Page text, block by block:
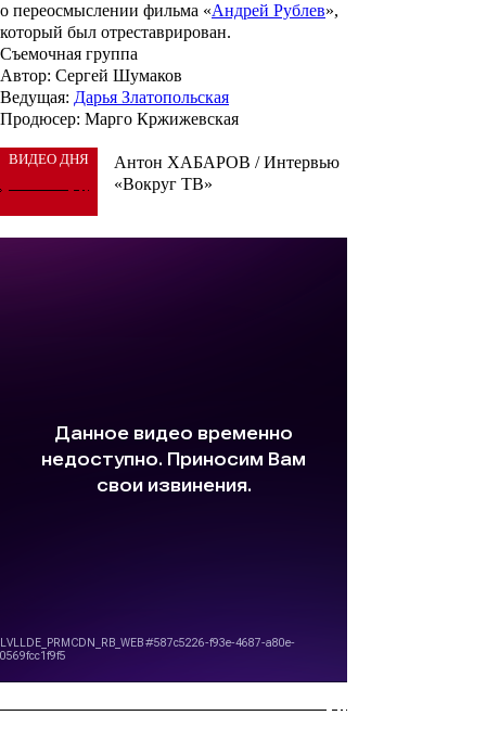
о переосмыслении фильма «Андрей Рублев»,
который был отреставрирован.
Съемочная группа
Автор: Сергей Шумаков
Ведущая: Дарья Златопольская
Продюсер: Марго Кржижевская
ВИДЕО ДНЯ
Антон ХАБАРОВ / Интервью
«Вокруг ТВ»